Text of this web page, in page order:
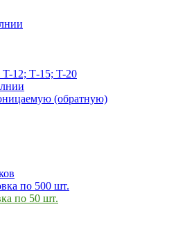
T-12; Т-15; T-20
(обратную)
по 500 шт.
по 50 шт.